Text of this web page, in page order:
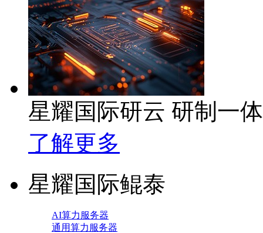
星耀国际研云 研制一
了解更多
星耀国际鲲泰
AI算力服务器
通用算力服务器